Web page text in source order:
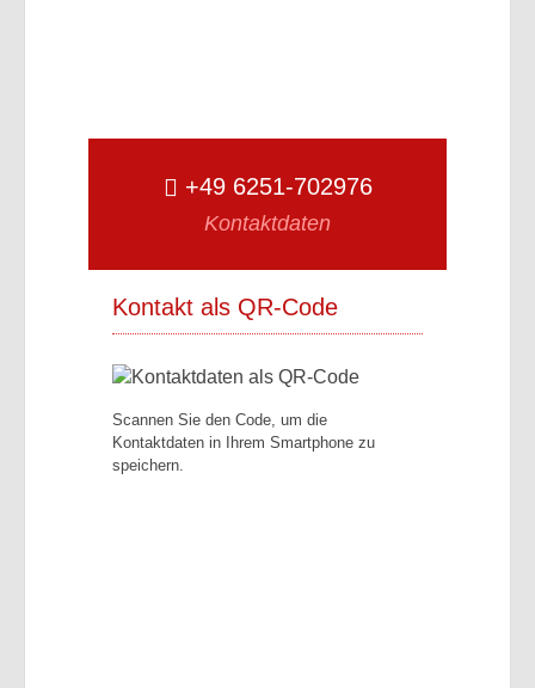
+49 6251-702976
Kontaktdaten
Kontakt als QR-Code
Scannen Sie den Code, um die
Kontaktdaten in Ihrem Smartphone zu
speichern.